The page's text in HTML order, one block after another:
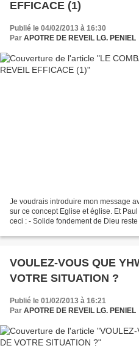
EFFICACE (1)
Publié le 04/02/2013 à 16:30
Par APOTRE DE REVEIL LG. PENIEL
Je voudrais introduire mon message
sur ce concept Eglise et église. Et
ceci : - Solide fondement de Dieu
VOULEZ-VOUS QUE
VOTRE SITUATION ?
Publié le 01/02/2013 à 16:21
Par APOTRE DE REVEIL LG. PENIEL